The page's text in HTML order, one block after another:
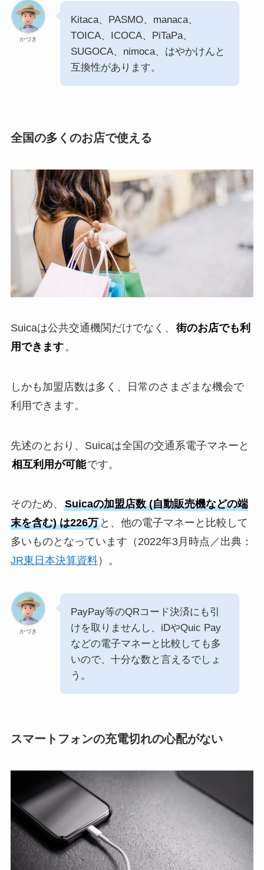
かづき
Kitaca、PASMO、manaca、
TOICA、ICOCA、PiTaPa、
SUGOCA、nimoca、はやかけんと
互換性があります。
全国の多くのお店で使える
Suicaは公共交通機関だけでなく、
街のお店でも利
用できます 。
しかも加盟店数は多く、日常のさまざまな機会で
利用できます。
先述のとおり、Suicaは全国の交通系電子マネーと
相互利用が可能です。
そのため、 Suicaの加盟店数 (自動販売機などの端
末を含む) は226万と、他の電子マネーと比較して
多いものとなっています（2022年3月時点／出典：
JR東日本決算資料）。
かづき
PayPay等のQRコード決済にも引
けを取りませんし、iDやQuic Pay
などの電子マネーと比較しても多
いので、十分な数と言えるでしょ
う。
スマートフォンの充電切れの心配がない